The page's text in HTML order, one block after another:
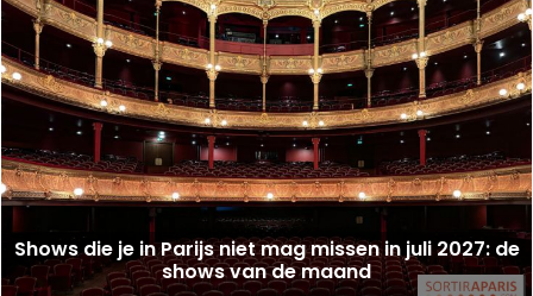
Shows die je in Parijs niet mag missen in juli 2027: de
shows van de maand